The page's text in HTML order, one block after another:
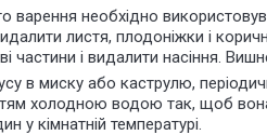
варення необхідно
листя, плодоніжки і
частини і видалити насіння.
в миску або каструлю,
холодною водою так, щоб
у кімнатній температурі.